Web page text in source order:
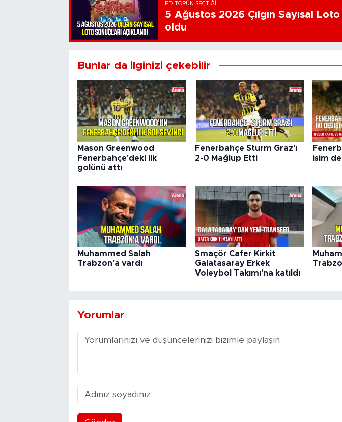
EDITÖRÜN SEÇTIĞI
5 Ağustos 2026 Çılgın Sayısal
oldu
Bunlar da ilginizi çekebilir
Mason Greenwood
Fenerbahçe'deki ilk
golünü attı
Fenerbahçe Sturm Graz'ı
2-0 Mağlup Etti
isim
Muhammed Salah
Trabzon'a vardı
Smaçör Cafer Kirkit
Galatasaray Erkek
Voleybol Takımı'na katıldı
Yorumlar